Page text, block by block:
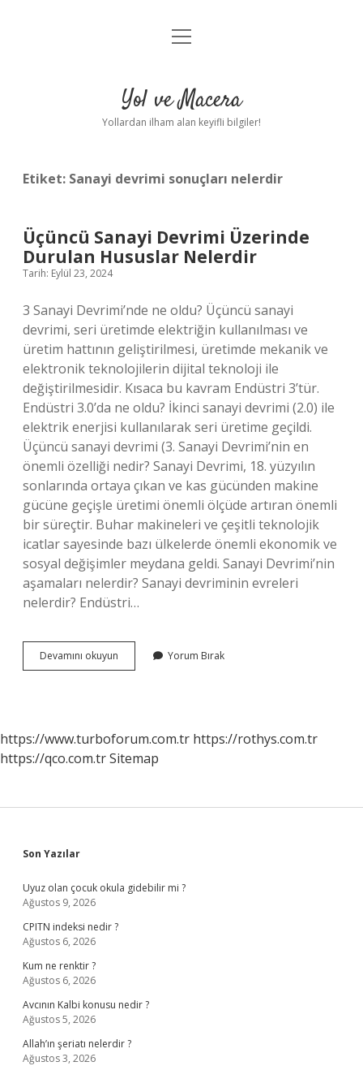
Anasayfa
Yasal Uyarı
menüyü
Yol ve Macera
Yollardan ilham alan keyifli bilgiler!
Etiket: Sanayi devrimi sonuçları nelerdir
Üçüncü Sanayi Devrimi Üzerinde
Durulan Hususlar Nelerdir
Tarih: Eylül 23, 2024
3 Sanayi Devrimi’nde ne oldu? Üçüncü sanayi
devrimi, seri üretimde elektriğin kullanılması ve
üretim hattının geliştirilmesi, üretimde mekanik ve
elektronik teknolojilerin dijital teknoloji ile
değiştirilmesidir. Kısaca bu kavram Endüstri 3’tür.
Endüstri 3.0’da ne oldu? İkinci sanayi devrimi (2.0) ile
elektrik enerjisi kullanılarak seri üretime geçildi.
Üçüncü sanayi devrimi (3. Sanayi Devrimi’nin en
önemli özelliği nedir? Sanayi Devrimi, 18. yüzyılın
sonlarında ortaya çıkan ve kas gücünden makine
gücüne geçişle üretimi önemli ölçüde artıran önemli
bir süreçtir. Buhar makineleri ve çeşitli teknolojik
icatlar sayesinde bazı ülkelerde önemli ekonomik ve
sosyal değişimler meydana geldi. Sanayi Devrimi’nin
aşamaları nelerdir? Sanayi devriminin evreleri
nelerdir? Endüstri…
Devamını okuyun
Sanayi
Nelerdir
Yorum Bırak
https://www.turboforum.com.tr https://rothys.com.tr
https://qco.com.trSitemap
Sidebar
Son Yazılar
Uyuz olan çocuk okula gidebilir mi ?
Ağustos 9, 2026
CPITN indeksi nedir ?
Ağustos 6, 2026
Kum ne renktir ?
Ağustos 6, 2026
Avcının Kalbi konusu nedir ?
Ağustos 5, 2026
Allah’ın şeriatı nelerdir ?
Ağustos 3, 2026